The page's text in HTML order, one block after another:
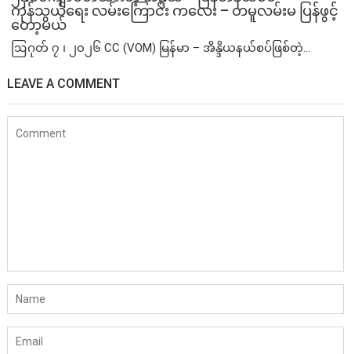
ကုန်သွယ်ရေး လမ်းကြောင်း ကလေး – တမူလမ်းမ ပြန်ဖွင့်
တော့မယ်
ဩဂုတ် ၇ ၊ ၂၀၂၆ CC (VOM) မြန်မာ – အိန္ဒိယနယ်စပ်ဖြစ်တဲ့...
LEAVE A COMMENT